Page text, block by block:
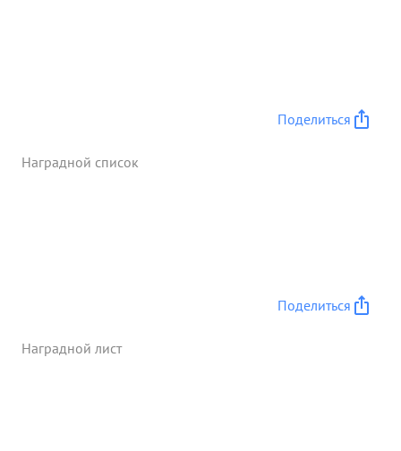
интендантским имуществом, 2 артсклада, ордудий
разных калибров 8 штук, минометов 6 шт. Имея
умелое командование полком, за нанесение
Поделиться
Наградной список
Поделиться
Наградной лист